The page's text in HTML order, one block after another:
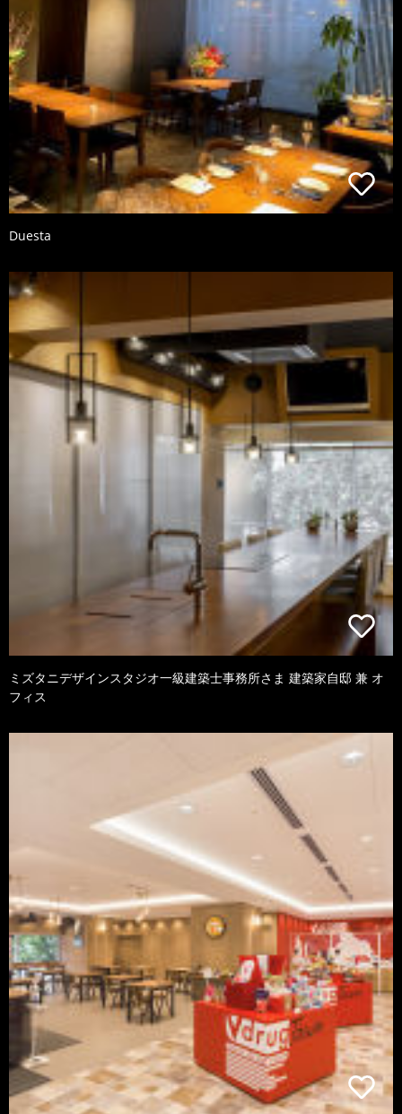
Duesta
ミズタニデザインスタジオ一級建築士事務所さま 建築家自邸 兼 オ
フィス